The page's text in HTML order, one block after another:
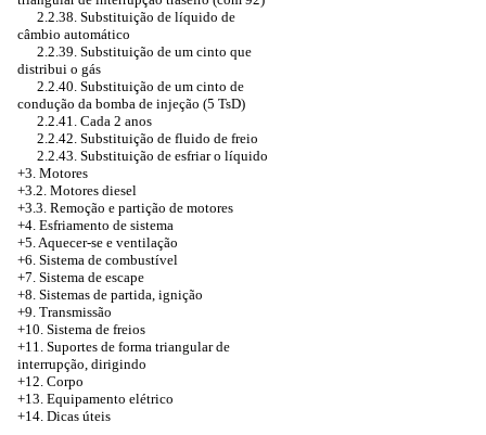
2.2.38. Substituição de líquido de
câmbio automático
2.2.39. Substituição de um cinto que
distribui o gás
2.2.40. Substituição de um cinto de
condução da bomba de injeção (5 TsD)
2.2.41. Cada 2 anos
2.2.42. Substituição de fluido de freio
2.2.43. Substituição de esfriar o líquido
+3. Motores
+3.2. Motores diesel
+3.3. Remoção e partição de motores
+4. Esfriamento de sistema
+5. Aquecer-se e ventilação
+6. Sistema de combustível
+7. Sistema de escape
+8. Sistemas de partida, ignição
+9. Transmissão
+10. Sistema de freios
+11. Suportes de forma triangular de
interrupção, dirigindo
+12. Corpo
+13. Equipamento elétrico
+14. Dicas úteis